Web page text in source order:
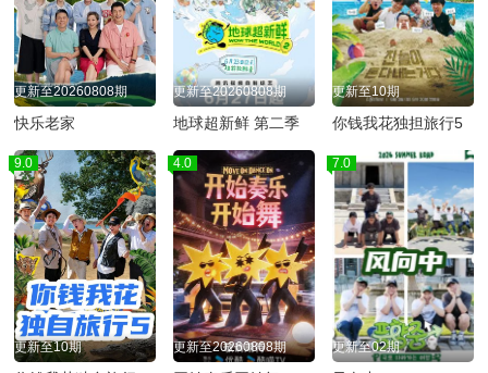
更新至20260808期
快乐老家
更新至20260808期
地球超新鲜 第二季
更新至10期
你钱我花独担旅行5
9.0
更新至10期
4.0
更新至20260808期
7.0
更新至02期